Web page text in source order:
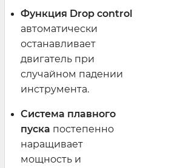
Функция Drop control
автоматически
останавливает
двигатель при
случайном падении
инструмента.
Система плавного
пуска постепенно
наращивает
мощность и